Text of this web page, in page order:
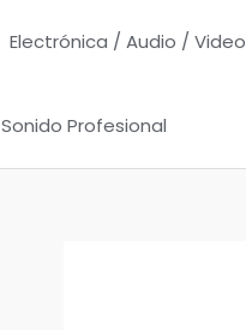
Electrónica / Audio / Video
Sonido Profesional